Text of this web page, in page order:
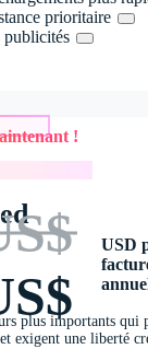
prioritaire
publicités
!
USD
plus importants qui
exigent une liberté